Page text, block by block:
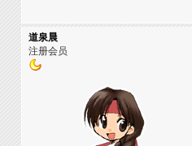
道泉晨
注册会员